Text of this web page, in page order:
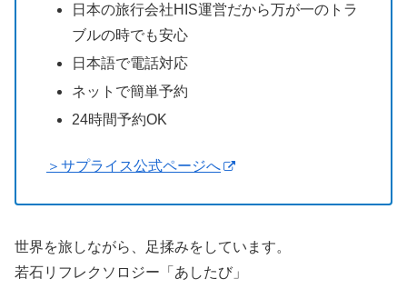
日本の旅行会社HIS運営だから万が一のトラ
ブルの時でも安心
日本語で電話対応
ネットで簡単予約
24時間予約OK
＞サプライス公式ページへ
世界を旅しながら、足揉みをしています。
若石リフレクソロジー「あしたび」